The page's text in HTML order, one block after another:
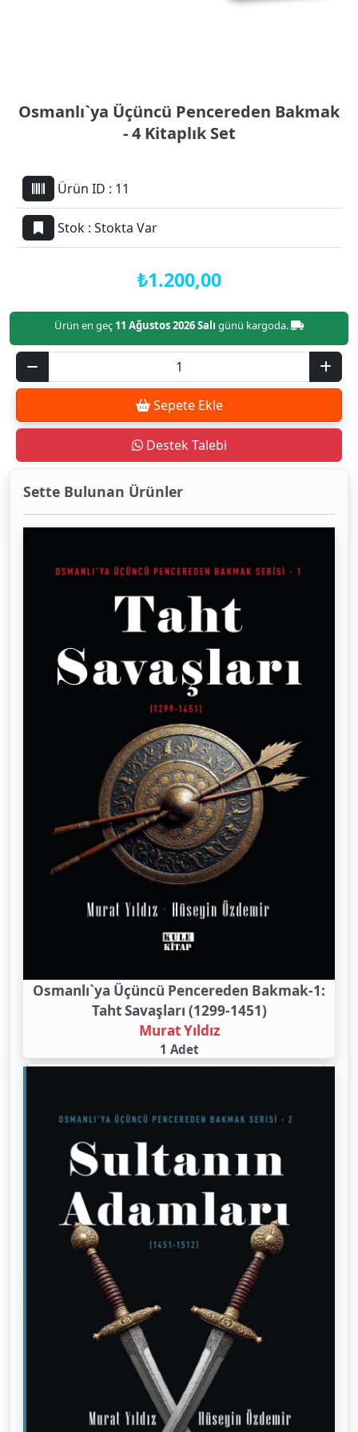
Osmanlı`ya Üçüncü Pencereden Bakmak
- 4 Kitaplık Set
Ürün ID : 11
Stok : Stokta Var
₺1.200,00
Ürün en geç 11 Ağustos 2026 Salı günü kargoda.
Sepete Ekle
Destek Talebi
Sette Bulunan Ürünler
Osmanlı`ya Üçüncü Pencereden Bakmak-1:
Taht Savaşları (1299-1451)
Murat Yıldız
1 Adet